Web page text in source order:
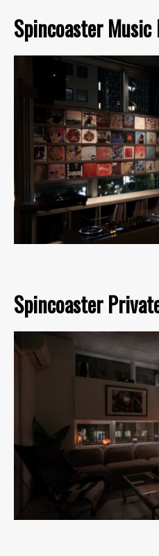
Spincoaster Music
Spincoaster